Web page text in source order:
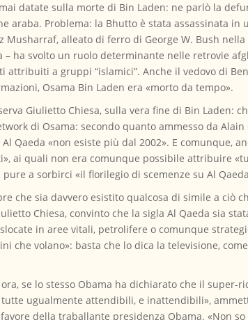
datate sulla morte di Bin Laden: ne parlò la
araba. Problema: la Bhutto è stata assassinata in
alleato di ferro di George W. Bush nella
– ha svolto un ruolo determinante nelle retrovie
a gruppi “islamici”. Anche il vedovo di
Osama Bin Laden era «morto da tempo».
Giulietto Chiesa, sulla vera fine di Bin Laden:
di Osama: secondo quanto ammesso da
Qaeda «non esiste più dal 2002». E comunque,
ai quali non era comunque possibile attribuire
a sorbirci «il florilegio di scemenze su Al
che sia davvero esistito qualcosa di simile a ciò
Chiesa, convinto che la sigla Al Qaeda sia
in aree vitali, petrolifere o comunque
che volano»: basta che lo dica la televisione,
se lo stesso Obama ha dichiarato che il super-
ugualmente attendibili, e inattendibili»,
della traballante presidenza Obama. «Non